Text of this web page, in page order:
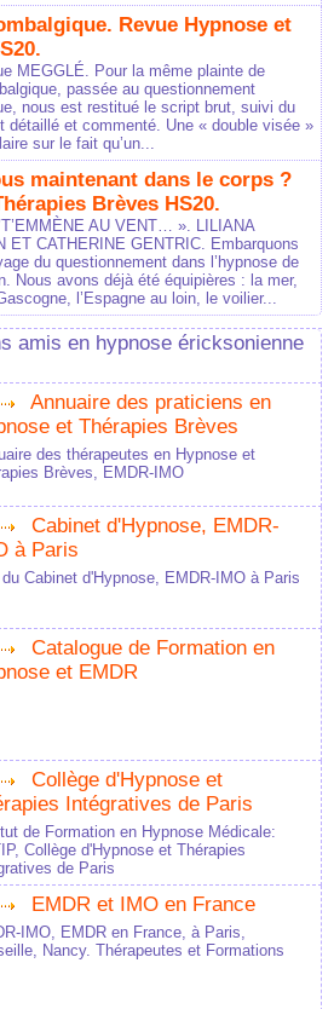
Revue Hypnose et
MEGGLÉ. Pour la même plainte de
passée au questionnement
nous est restitué le script brut, suivi du
détaillé et commenté. Une « double visée »
sur le fait qu’un...
maintenant dans le corps ?
Brèves HS20.
AU VENT… ». LILIANA
ET CATHERINE GENTRIC. Embarquons
du questionnement dans l’hypnose de
Nous avons déjà été équipières : la mer,
l’Espagne au loin, le voilier...
amis en hypnose éricksonienne
Annuaire des praticiens en
et Thérapies Brèves
des thérapeutes en Hypnose et
Brèves, EMDR-IMO
Cabinet d'Hypnose, EMDR-
à Paris
Cabinet d'Hypnose, EMDR-IMO à Paris
Catalogue de Formation en
et EMDR
Collège d'Hypnose et
Intégratives de Paris
de Formation en Hypnose Médicale:
Collège d'Hypnose et Thérapies
de Paris
EMDR et IMO en France
IMO, EMDR en France, à Paris,
Nancy. Thérapeutes et Formations